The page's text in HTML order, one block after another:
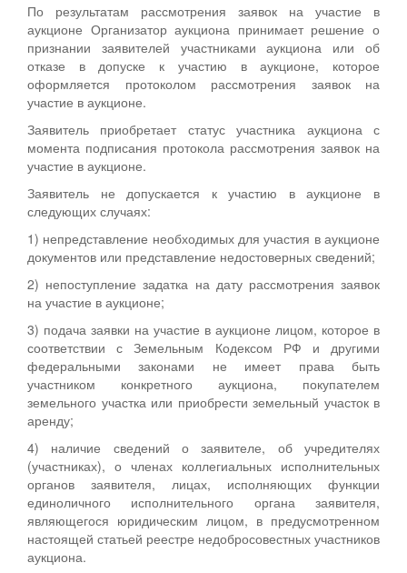
По результатам рассмотрения заявок на участие в
аукционе Организатор аукциона принимает решение о
признании заявителей участниками аукциона или об
отказе в допуске к участию в аукционе, которое
оформляется протоколом рассмотрения заявок на
участие в аукционе.
Заявитель приобретает статус участника аукциона с
момента подписания протокола рассмотрения заявок на
участие в аукционе.
Заявитель не допускается к участию в аукционе в
следующих случаях:
1) непредставление необходимых для участия в аукционе
документов или представление недостоверных сведений;
2) непоступление задатка на дату рассмотрения заявок
на участие в аукционе;
3) подача заявки на участие в аукционе лицом, которое в
соответствии с Земельным Кодексом РФ и другими
федеральными законами не имеет права быть
участником конкретного аукциона, покупателем
земельного участка или приобрести земельный участок в
аренду;
4) наличие сведений о заявителе, об учредителях
(участниках), о членах коллегиальных исполнительных
органов заявителя, лицах, исполняющих функции
единоличного исполнительного органа заявителя,
являющегося юридическим лицом, в предусмотренном
настоящей статьей реестре недобросовестных участников
аукциона.